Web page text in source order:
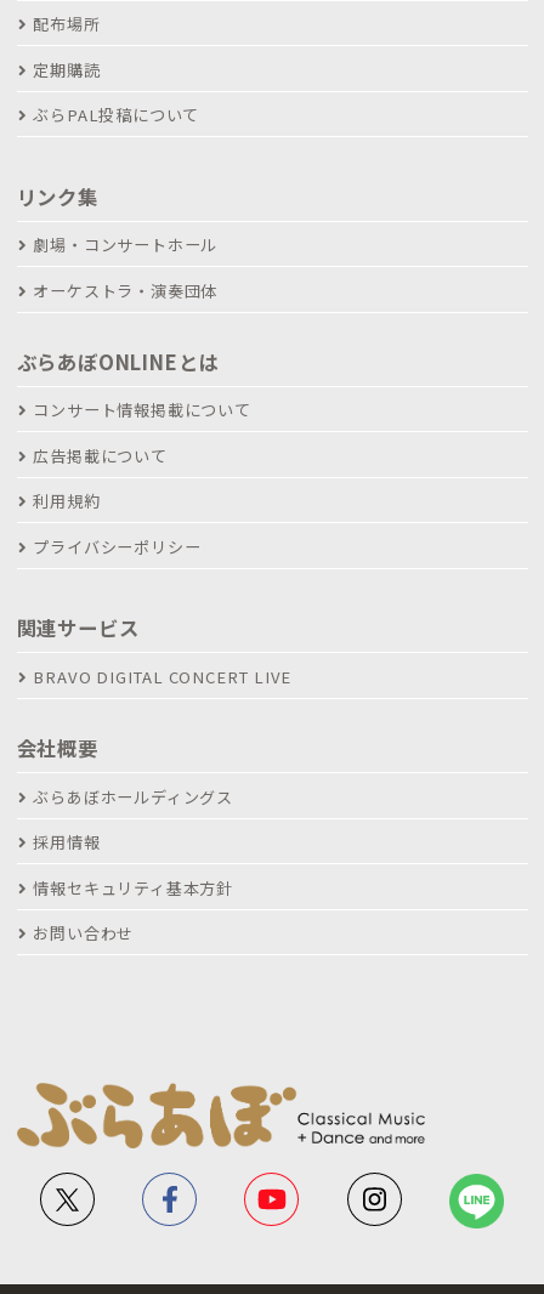
配布場所
定期購読
ぶらPAL投稿について
リンク集
劇場・コンサートホール
オーケストラ・演奏団体
ぶらあぼONLINEとは
コンサート情報掲載について
広告掲載について
利用規約
プライバシーポリシー
関連サービス
BRAVO DIGITAL CONCERT LIVE
会社概要
ぶらあぼホールディングス
採用情報
情報セキュリティ基本方針
お問い合わせ